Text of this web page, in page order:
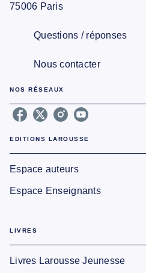
75006 Paris
Questions / réponses
Nous contacter
NOS RÉSEAUX
EDITIONS LAROUSSE
Espace auteurs
Espace Enseignants
LIVRES
Livres Larousse Jeunesse